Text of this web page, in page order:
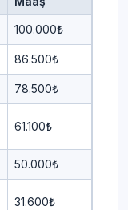
100.000₺
86.500₺
78.500₺
61.100₺
50.000₺
31.600₺